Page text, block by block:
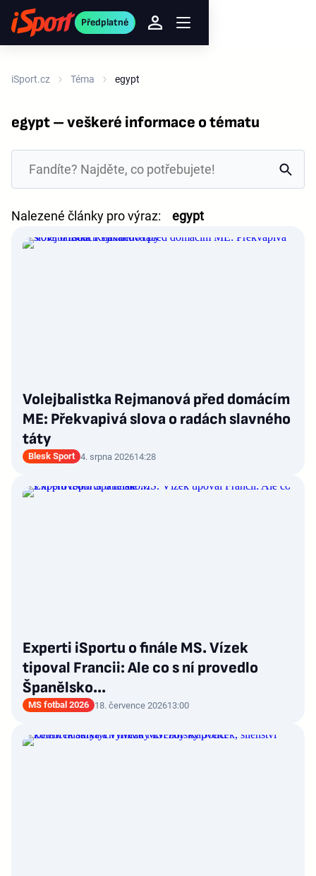
Předplatné
iSport.cz Téma egypt
egypt – veškeré informace o tématu
Nalezené články pro výraz: egypt
Volejbalistka Rejmanová před domácím
ME: Překvapivá slova o radách slavného
táty
Blesk Sport 4. srpna 202614:28
Experti iSportu o finále MS. Vízek
tipoval Francii: Ale co s ní provedlo
Španělsko...
MS fotbal 2026 18. července 202613:00